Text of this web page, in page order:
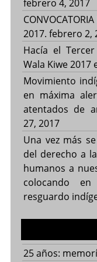
febrero 4, 2017
2017. febrero 2,
Hacía el
Wala Kiwe 2017
Movimiento
en máxima
atentados de
27, 2017
Una vez más
del derecho a
humanos a
colocando
resguardo
25 años: